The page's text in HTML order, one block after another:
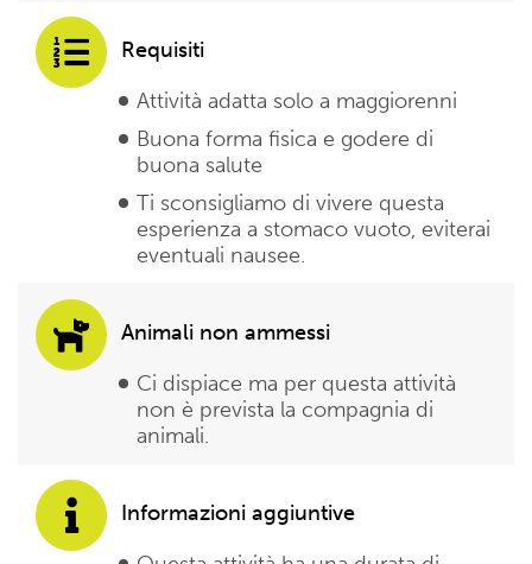
Requisiti
Attività adatta solo a maggiorenni
Buona forma fisica e godere di
buona salute
Ti sconsigliamo di vivere questa
esperienza a stomaco vuoto, eviterai
eventuali nausee.
Animali non ammessi
Ci dispiace ma per questa attività
non è prevista la compagnia di
animali.
Informazioni aggiuntive